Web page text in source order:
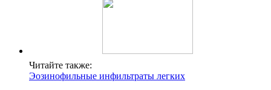
Читайте также:
Эозинофильные инфильтраты легких